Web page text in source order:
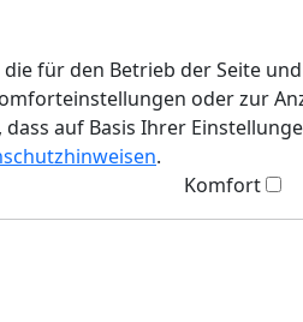
für den Betrieb der Seite
oder zur
auf Basis Ihrer
.
Komfort